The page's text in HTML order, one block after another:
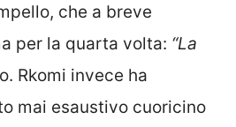
che a breve
per la quarta volta: “La
Rkomi invece ha
mai esaustivo cuoricino